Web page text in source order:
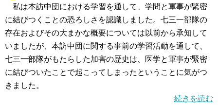
私は本訪中団における学習を通して、学問と軍事が緊密
に結びつくことの恐ろしさを認識しました。七三一部隊の
存在およびその大まかな概要については以前から承知して
いましたが、本訪中団に関する事前の学習活動を通して、
七三一部隊がもたらした加害の歴史は、医学と軍事が緊密
に結びついたことで起こってしまったということに気がつ
きました。
続きを読む